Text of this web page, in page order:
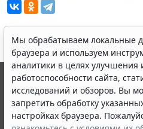
Мы обрабатываем локальные
браузера и используем
аналитики в целях улучшения
работоспособности сайта,
исследований и обзоров. Вы
запретить обработку
настройках браузера.
© ООО "НПП "ГАРАНТ-СЕРВИС",
выпускается с 1990 года.
являются участниками
информации ГАРАНТ.